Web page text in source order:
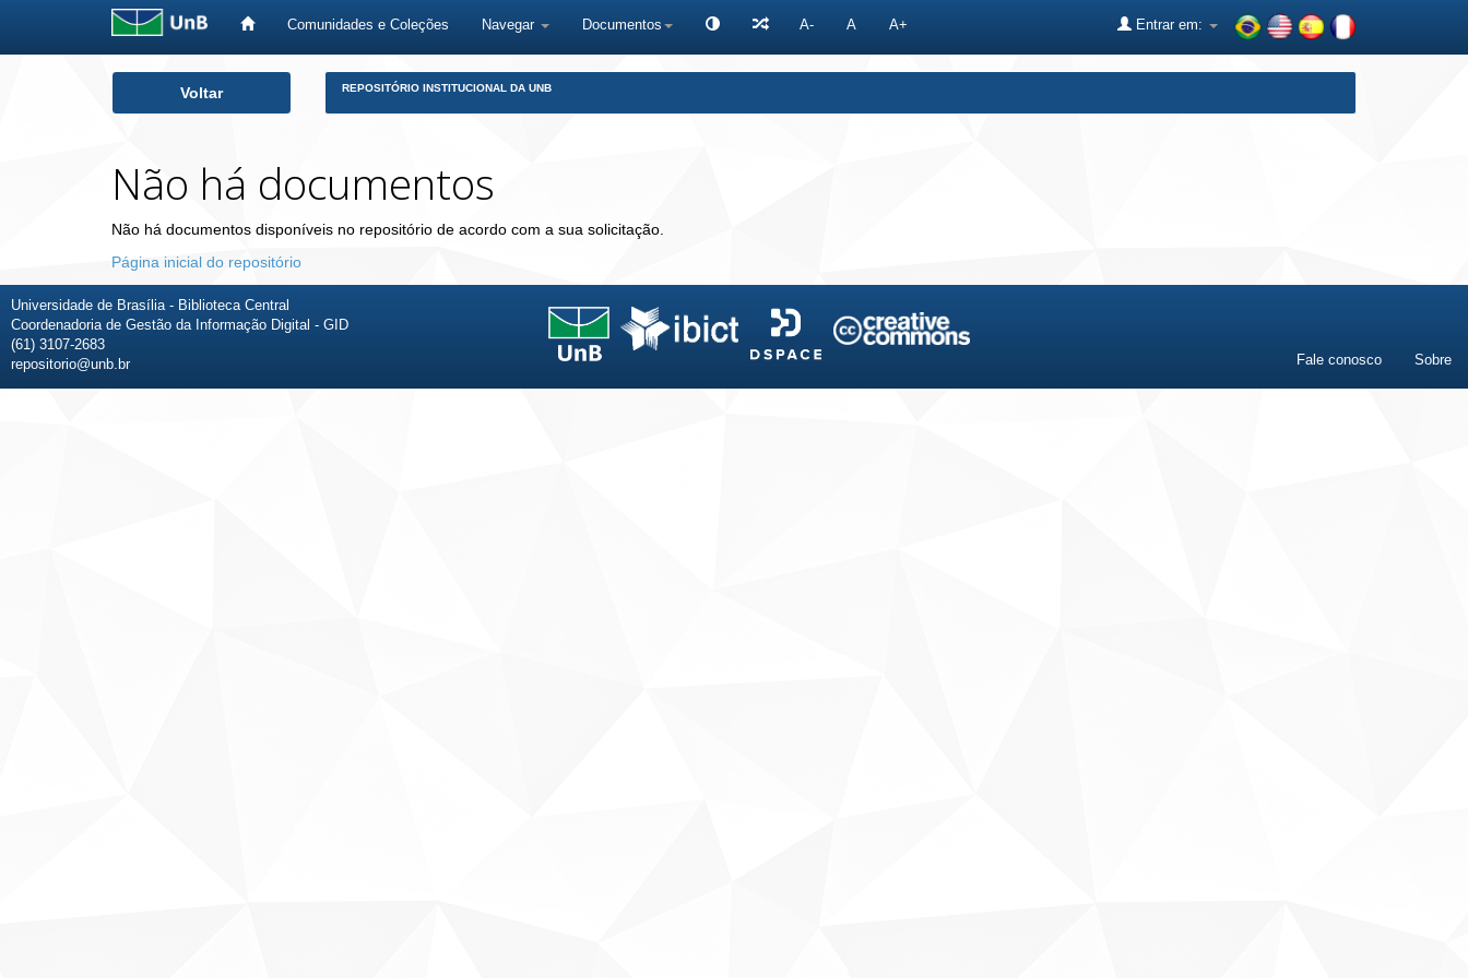
Comunidades e Coleções Navegar Documentos A- A A+ Entrar em:
Voltar REPOSITÓRIO INSTITUCIONAL DA UNB
Não há documentos
Não há documentos disponíveis no repositório de acordo com a sua solicitação.
Página inicial do repositório
Universidade de Brasília - Biblioteca Central
Coordenadoria de Gestão da Informação Digital - GID
(61) 3107-2683
repositorio@unb.br
Fale conosco Sobre